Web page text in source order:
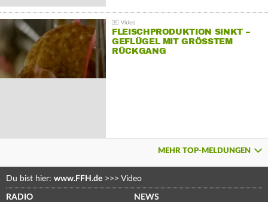
FLEISCHPRODUKTION SINKT –
GEFLÜGEL MIT GRÖSSTEM R
ÜCKGANG
MEHR TOP-MELDUNGEN
Du bist hier: www.FFH.de >>> Video
RADIO NEWS